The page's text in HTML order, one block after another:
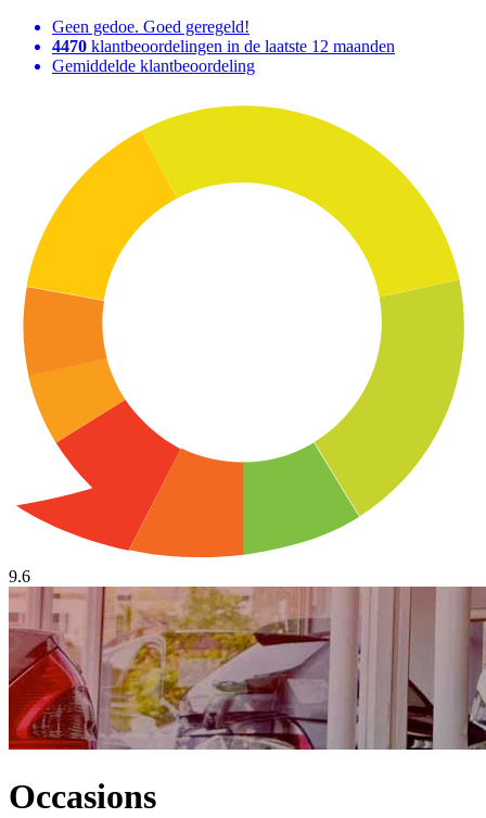
Geen gedoe. Goed geregeld!
4470 klantbeoordelingen in de laatste 12 maanden
Gemiddelde klantbeoordeling
9.6
Occasions